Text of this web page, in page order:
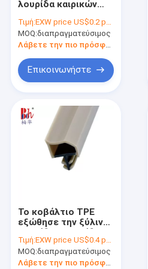
Λαστιχένιες λουρίδες
Σφραγίζοντας λουρίδα
Λουρίδα κατώτατων
PU σφραγίδες αφρού
Μαγνητικό καιρικό γδύσιμο
Αυτοκόλλητο καιρικό γδύσιμο
Πυρίμαχες σφραγίδες
λουρίδα καιρικών
PVC ξύλινη
Τιμή:EXW price US$0.2 per meter
MOQ:διαπραγματεύσιμος
Λάβετε την πιο πρόσφατη τιμή
Επικοινωνήστε
Το κοβάλτιο TPE
εξώθησε την ξύλινη
πορτών
Τιμή:EXW price US$0.4 per meter
MOQ:διαπραγματεύσιμος
Λάβετε την πιο πρόσφατη τιμή